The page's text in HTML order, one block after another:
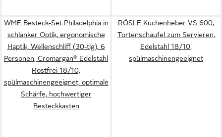
WMF Besteck-Set Philadelphia in
schlanker Optik, ergonomische
Haptik, Wellenschliff (30-tlg), 6
Personen, Cromargan® Edelstahl
Rostfrei 18/10,
spülmaschinengeeignet, optimale
Schärfe, hochwertiger
Besteckkasten
RÖSLE Kuchenheber VS 600,
Tortenschaufel zum Servieren,
Edelstahl 18/10,
spülmaschinengeeignet